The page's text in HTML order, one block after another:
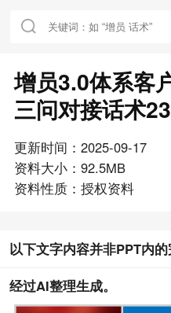
增员3.0体系客
三问对接话术
更新时间：2025-09-17
资料大小：92.5MB
资料性质：授权资料
以下文字内容并非PPT内
经过AI整理生成。